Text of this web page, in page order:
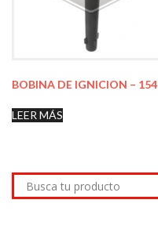
BOBINA DE IGNICION –
LEER MÁS